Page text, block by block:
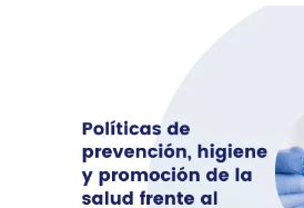
Doctorado
Talento para empresas